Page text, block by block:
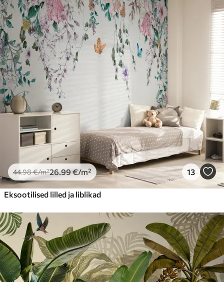
44.98€/m²26.99 €/m² 13
Eksootilised lilled ja liblikad